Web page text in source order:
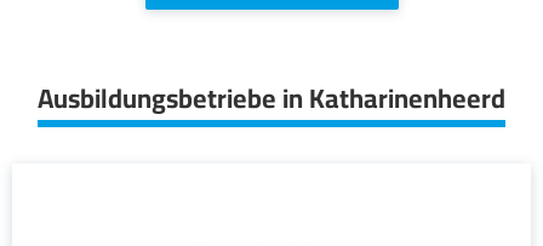
Ausbildungsbetriebe in Katharinenheerd